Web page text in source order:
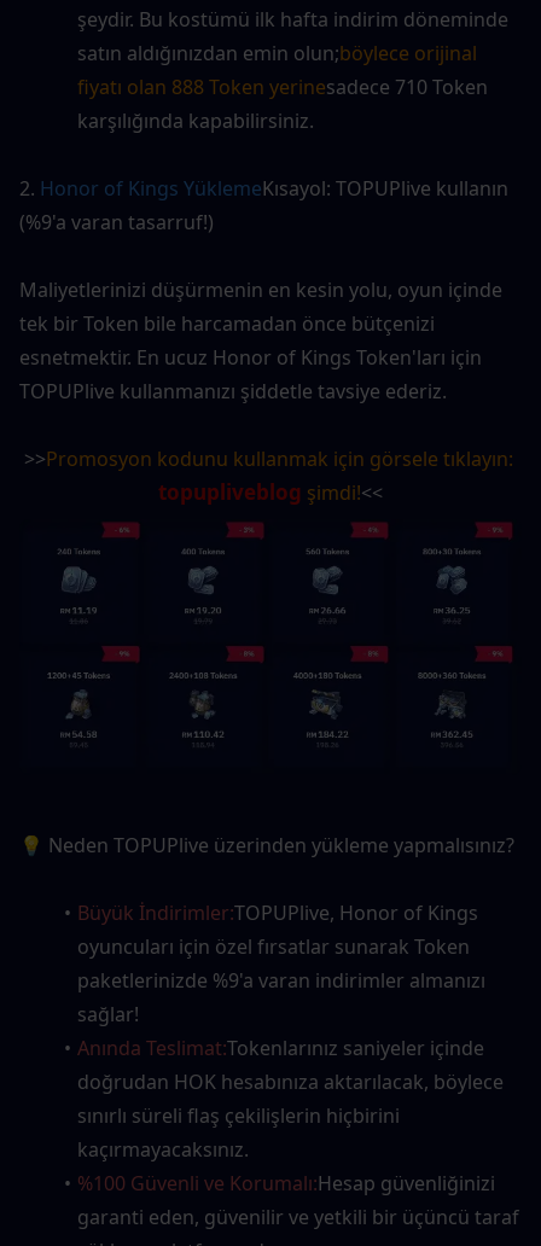
şeydir. Bu kostümü ilk hafta indirim döneminde
satın aldığınızdan emin olun;böylece orijinal
fiyatı olan 888 Token yerinesadece 710 Token
karşılığında kapabilirsiniz.
2. Honor of Kings YüklemeKısayol: TOPUPlive kullanın
(%9'a varan tasarruf!)
Maliyetlerinizi düşürmenin en kesin yolu, oyun içinde
tek bir Token bile harcamadan önce bütçenizi
esnetmektir. En ucuz Honor of Kings Token'ları için
TOPUPlive kullanmanızı şiddetle tavsiye ederiz.
>>
topupliveblog şimdi!<<
💡 Neden TOPUPlive üzerinden yükleme yapmalısınız?
Büyük İndirimler:TOPUPlive, Honor of Kings
oyuncuları için özel fırsatlar sunarak Token
paketlerinizde %9'a varan indirimler almanızı
sağlar!
Anında Teslimat:Tokenlarınız saniyeler içinde
doğrudan HOK hesabınıza aktarılacak, böylece
sınırlı süreli flaş çekilişlerin hiçbirini
kaçırmayacaksınız.
%100 Güvenli ve Korumalı:Hesap güvenliğinizi
garanti eden, güvenilir ve yetkili bir üçüncü taraf